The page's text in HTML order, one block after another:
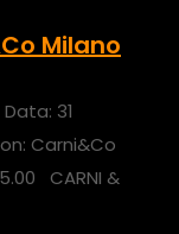
Milano
31
Carni&Co
CARNI &